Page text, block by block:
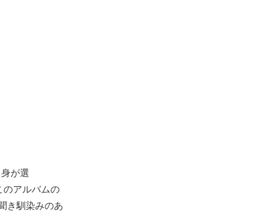
が選
のアルバムの
き馴染みのあ